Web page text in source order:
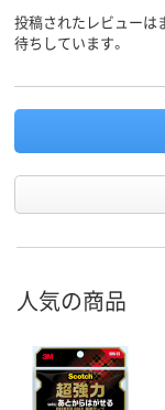
投稿されたレビューは
待ちしています。
人気の商品